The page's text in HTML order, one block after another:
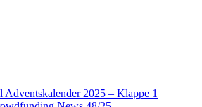
Adventskalender 2025 – Klappe 1